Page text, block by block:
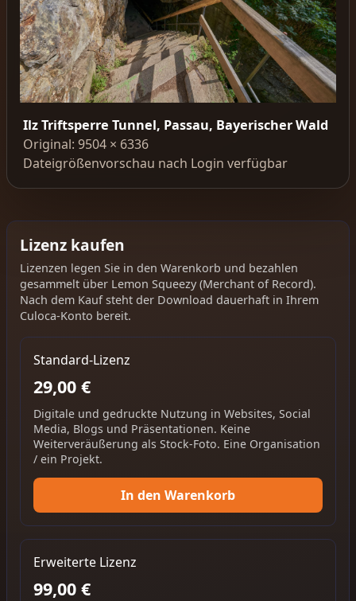
Ilz Triftsperre Tunnel, Passau, Bayerischer Wald
Original: 9504 × 6336
Dateigrößenvorschau nach Login verfügbar
Lizenz kaufen
Lizenzen legen Sie in den Warenkorb und bezahlen
gesammelt über Lemon Squeezy (Merchant of Record).
Nach dem Kauf steht der Download dauerhaft in Ihrem
Culoca-Konto bereit.
Standard-Lizenz
29,00 €
Digitale und gedruckte Nutzung in Websites, Social
Media, Blogs und Präsentationen. Keine
Weiterveräußerung als Stock-Foto. Eine Organisation
/ ein Projekt.
In den Warenkorb
Erweiterte Lizenz
99,00 €